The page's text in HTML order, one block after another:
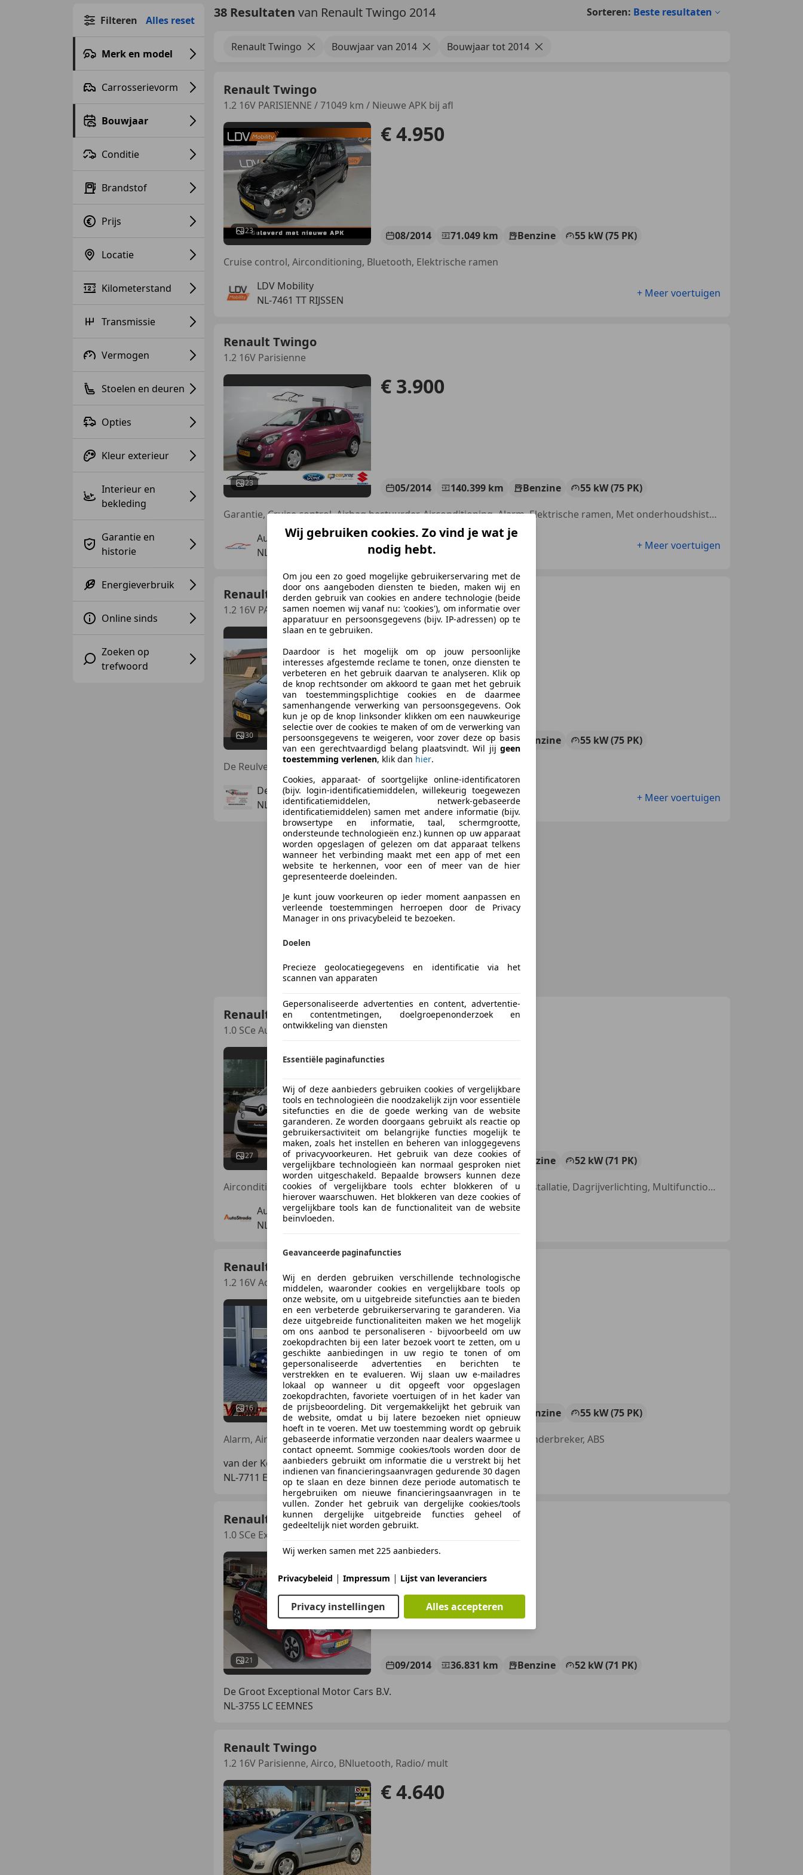
Filteren Alles reset
Merk en model
Carrosserievorm
Bouwjaar
Conditie
Brandstof
Prijs
Locatie
Kilometerstand
Transmissie
Vermogen
Stoelen en deuren
Opties
Kleur exterieur
Interieur en
bekleding
Garantie en
historie
Energieverbruik
Online sinds
Zoeken op
trefwoord
38 Resultaten van Renault Twingo 2014 Sorteren: Beste resultaten
Renault Twingo Bouwjaar van 2014 Bouwjaar tot 2014
Renault Twingo
1.2 16V PARISIENNE / 71049 km / Nieuwe APK bij afl
23
€ 4.950
08/2014 71.049 km Benzine
55 kW (75 PK)
Cruise control, Airconditioning, Bluetooth, Elektrische ramen
LDV Mobility
NL-7461 TT RIJSSEN
+ Meer voertuigen
Renault Twingo
1.2 16V Parisienne
23
€ 3.900
05/2014 140.399 km Benzine
55 kW (75 PK)
Garantie, Cruise control, Airbag bestuurder, Airconditioning, Alarm, Elektrische ramen, Met onderhoudshistorie, Bluetooth
Autocentrum Gennep
NL-6591 HB GENNEP
+ Meer voertuigen
Renault Twingo
1.2 16V PARISIENNE
30 06/2014 151.627 km Benzine
55 kW (75 PK)
De Reulver occasions, uw partner in de regio!
De Reulver Occasions
NL-7544 RT ENSCHEDE
+ Meer voertuigen
Renault Twingo
1.0 SCe Authentique 70pk I Origneel NL I Airco I R
27
€ 5.400
11/2014 69.508 km Benzine
52 kW (71 PK)
Airconditioning, Garantie, Airbag bestuurder, Snelheidsbeperkingsinstallatie, Dagrijverlichting, Multifunctioneel stuurwiel, Lederen stuurwiel, Nieuwe APK
AutoStrada Roosendaal
NL-4704 RK ROOSENDAAL
Renault Twingo
1.2 16V Acces | Airco
16
€ 3.645
07/2014 131.959 km Benzine
55 kW (75 PK)
Alarm, Airconditioning, Isofix, Airbag bestuurder, Mistlampen, Startonderbreker, ABS
van der Kolk auto's
NL-7711 EP NIEUWLEUSEN
Renault Twingo
1.0 SCe Expression NAP 36.831km, Airco, Stuurbekra
21 09/2014 36.831 km Benzine
52 kW (71 PK)
De Groot Exceptional Motor Cars B.V.
NL-3755 LC EEMNES
Renault Twingo
1.2 16V Parisienne, Airco, BNluetooth, Radio/ mult
€ 4.640
Wij gebruiken cookies. Zo vind je wat je
nodig hebt.
Om jou een zo goed mogelijke gebruikerservaring met de
door ons aangeboden diensten te bieden, maken wij en
derden gebruik van cookies en andere technologie (beide
samen noemen wij vanaf nu: 'cookies'), om informatie over
apparatuur en persoonsgegevens (bijv. IP-adressen) op te
slaan en te gebruiken.
Daardoor is het mogelijk om op jouw persoonlijke
interesses afgestemde reclame te tonen, onze diensten te
verbeteren en het gebruik daarvan te analyseren. Klik op
de knop rechtsonder om akkoord te gaan met het gebruik
van toestemmingsplichtige cookies en de daarmee
samenhangende verwerking van persoonsgegevens. Ook
kun je op de knop linksonder klikken om een nauwkeurige
selectie over de cookies te maken of om de verwerking van
persoonsgegevens te weigeren, voor zover deze op basis
van een gerechtvaardigd belang plaatsvindt. Wil jij geen
toestemming verlenen, klik dan hier.
Cookies, apparaat- of soortgelijke online-identificatoren
(bijv. login-identificatiemiddelen, willekeurig toegewezen
identificatiemiddelen, netwerk-gebaseerde
identificatiemiddelen) samen met andere informatie (bijv.
browsertype en informatie, taal, schermgrootte,
ondersteunde technologieën enz.) kunnen op uw apparaat
worden opgeslagen of gelezen om dat apparaat telkens
wanneer het verbinding maakt met een app of met een
website te herkennen, voor een of meer van de hier
gepresenteerde doeleinden.
Je kunt jouw voorkeuren op ieder moment aanpassen en
verleende toestemmingen herroepen door de Privacy
Manager in ons privacybeleid te bezoeken.
Doelen
Precieze geolocatiegegevens en identificatie via het
scannen van apparaten
Gepersonaliseerde advertenties en content, advertentie-
en contentmetingen, doelgroepenonderzoek en
ontwikkeling van diensten
Essentiële paginafuncties
Wij of deze aanbieders gebruiken cookies of vergelijkbare
tools en technologieën die noodzakelijk zijn voor essentiële
sitefuncties en die de goede werking van de website
garanderen. Ze worden doorgaans gebruikt als reactie op
gebruikersactiviteit om belangrijke functies mogelijk te
maken, zoals het instellen en beheren van inloggegevens
of privacyvoorkeuren. Het gebruik van deze cookies of
vergelijkbare technologieën kan normaal gesproken niet
worden uitgeschakeld. Bepaalde browsers kunnen deze
cookies of vergelijkbare tools echter blokkeren of u
hierover waarschuwen. Het blokkeren van deze cookies of
vergelijkbare tools kan de functionaliteit van de website
beïnvloeden.
Geavanceerde paginafuncties
Wij en derden gebruiken verschillende technologische
middelen, waaronder cookies en vergelijkbare tools op
onze website, om u uitgebreide sitefuncties aan te bieden
en een verbeterde gebruikerservaring te garanderen. Via
deze uitgebreide functionaliteiten maken we het mogelijk
om ons aanbod te personaliseren - bijvoorbeeld om uw
zoekopdrachten bij een later bezoek voort te zetten, om u
geschikte aanbiedingen in uw regio te tonen of om
gepersonaliseerde advertenties en berichten te
verstrekken en te evalueren. Wij slaan uw e-mailadres
lokaal op wanneer u dit opgeeft voor opgeslagen
zoekopdrachten, favoriete voertuigen of in het kader van
de prijsbeoordeling. Dit vergemakkelijkt het gebruik van
de website, omdat u bij latere bezoeken niet opnieuw
hoeft in te voeren. Met uw toestemming wordt op gebruik
gebaseerde informatie verzonden naar dealers waarmee u
contact opneemt. Sommige cookies/tools worden door de
aanbieders gebruikt om informatie die u verstrekt bij het
indienen van financieringsaanvragen gedurende 30 dagen
op te slaan en deze binnen deze periode automatisch te
hergebruiken om nieuwe financieringsaanvragen in te
vullen. Zonder het gebruik van dergelijke cookies/tools
kunnen dergelijke uitgebreide functies geheel of
gedeeltelijk niet worden gebruikt.
Wij werken samen met 225 aanbieders.
Privacybeleid | Impressum | Lijst van leveranciers
Privacy instellingen Alles accepteren